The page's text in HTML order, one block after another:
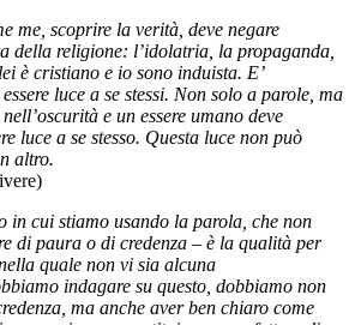
me, scoprire la verità, deve negare
della religione: l’idolatria, la propaganda,
è cristiano e io sono induista. E’
luce a se stessi. Non solo a parole, ma
e un essere umano deve
luce a se stesso. Questa luce non può
altro.
in cui stiamo usando la parola, che non
di paura o di credenza – è la qualità per
quale non vi sia alcuna
indagare su questo, dobbiamo non
ma anche aver ben chiaro come